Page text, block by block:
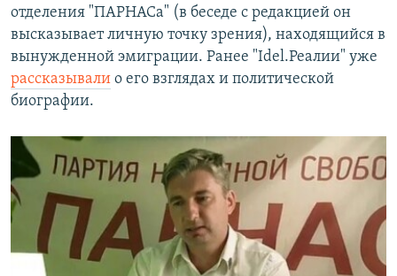
отделения "ПАРНАСа" (в беседе с редакцией он
высказывает личную точку зрения), находящийся в
вынужденной эмиграции. Ранее "Idel.Реалии" уже
рассказывали о его взглядах и политической
биографии.